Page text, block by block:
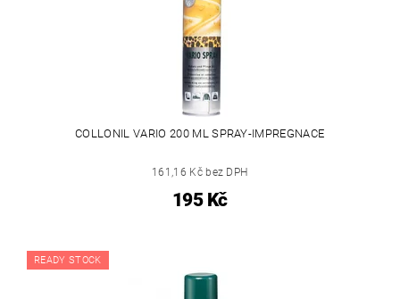
COLLONIL VARIO 200 ML SPRAY-IMPREGNACE
161,16 Kč bez DPH
195 Kč
READY STOCK